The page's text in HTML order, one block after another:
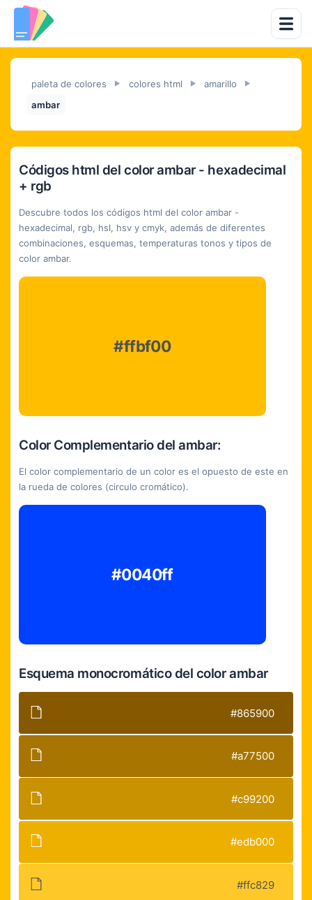
paleta de colores ► colores html ► amarillo ►
ambar
Códigos html del color ambar - hexadecimal
+ rgb
Descubre todos los códigos html del color ambar -
hexadecimal, rgb, hsl, hsv y cmyk, además de diferentes
combinaciones, esquemas, temperaturas tonos y tipos de
color ambar.
#ffbf00
Color Complementario del ambar:
El color complementario de un color es el opuesto de este en
la rueda de colores (circulo cromático).
#0040ff
Esquema monocromático del color ambar
#865900
#a77500
#c99200
#edb000
#ffc829